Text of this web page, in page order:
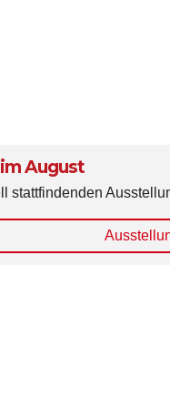
August
stattfindenden